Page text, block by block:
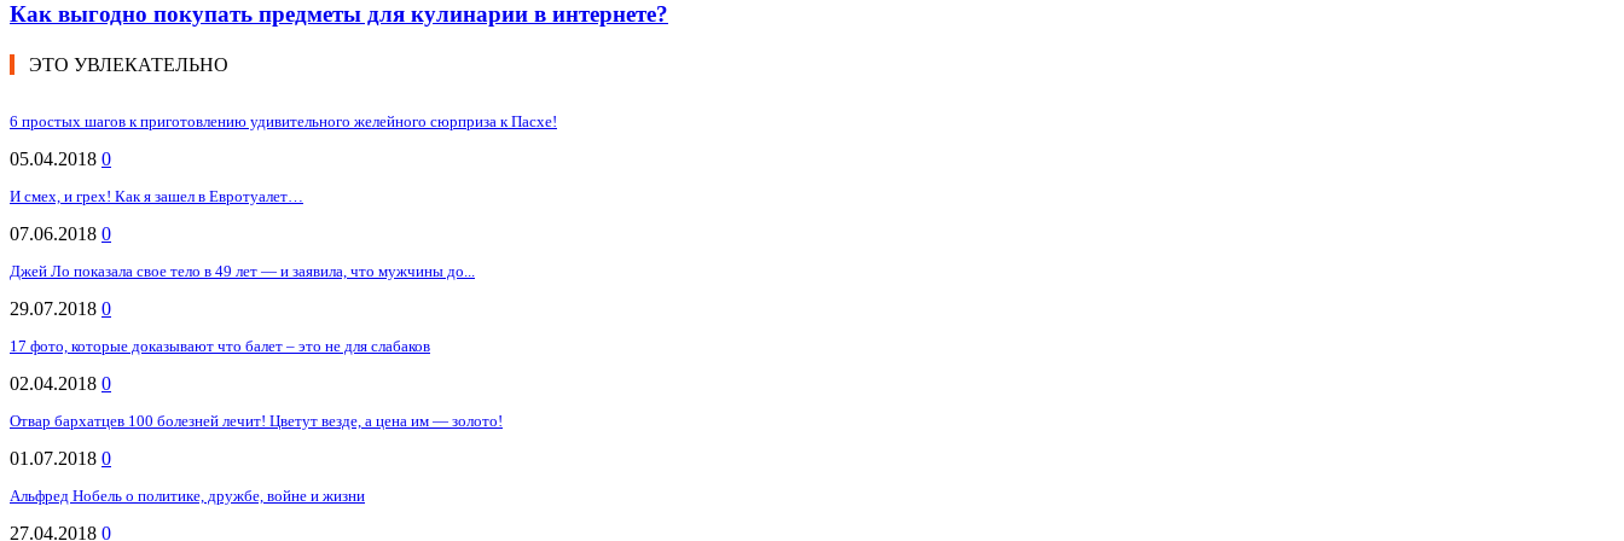
Как выгодно покупать предметы для кулинарии в интернете?
ЭТО УВЛЕКАТЕЛЬНО
6 простых шагов к приготовлению удивительного желейного сюрприза к Пасхе!
05.04.2018 0
И смех, и грех! Как я зашел в Евротуалет…
07.06.2018 0
Джей Ло показала свое тело в 49 лет — и заявила, что мужчины до...
29.07.2018 0
17 фото, которые доказывают что балет – это не для слабаков
02.04.2018 0
Отвар бархатцев 100 болезней лечит! Цветут везде, а цена им — золото!
01.07.2018 0
Альфред Нобель о политике, дружбе, войне и жизни
27.04.2018 0